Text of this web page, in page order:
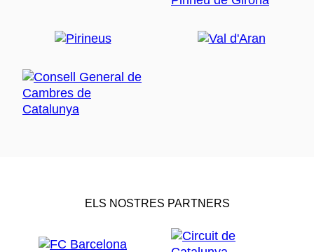
ELS NOSTRES PARTNERS